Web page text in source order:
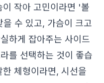
작아 고민이라면 '볼
수 있고, 가슴이 크고
하게 잡아주는 사이드
를 선택하는 것이 좋습
체형이라면, 시선을